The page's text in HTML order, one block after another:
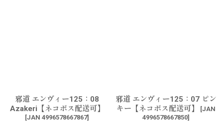
邪道 エンヴィー125：08
Azakeri【ネコポス配送可】
[JAN 4996578667867]
邪道 エンヴィー125：07 ピン
キー【ネコポス配送可】
[JAN
4996578667850]